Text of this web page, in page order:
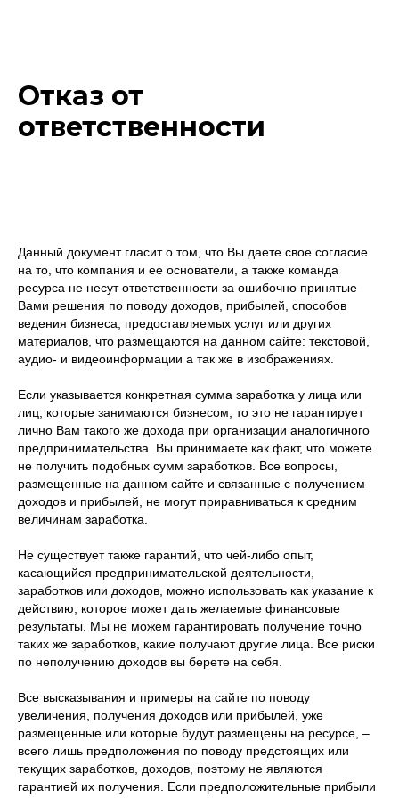
Отказ от
ответственности
Данный документ гласит о том, что Вы даете свое согласие
на то, что компания и ее основатели, а также команда
ресурса не несут ответственности за ошибочно принятые
Вами решения по поводу доходов, прибылей, способов
ведения бизнеса, предоставляемых услуг или других
материалов, что размещаются на данном сайте: текстовой,
аудио- и видеоинформации а так же в изображениях.
Если указывается конкретная сумма заработка у лица или
лиц, которые занимаются бизнесом, то это не гарантирует
лично Вам такого же дохода при организации аналогичного
предпринимательства. Вы принимаете как факт, что можете
не получить подобных сумм заработков. Все вопросы,
размещенные на данном сайте и связанные с получением
доходов и прибылей, не могут приравниваться к средним
величинам заработка.
Не существует также гарантий, что чей-либо опыт,
касающийся предпринимательской деятельности,
заработков или доходов, можно использовать как указание к
действию, которое может дать желаемые финансовые
результаты. Мы не можем гарантировать получение точно
таких же заработков, какие получают другие лица. Все риски
по неполучению доходов вы берете на себя.
Все высказывания и примеры на сайте по поводу
увеличения, получения доходов или прибылей, уже
размещенные или которые будут размещены на ресурсе, –
всего лишь предположения по поводу предстоящих или
текущих заработков, доходов, поэтому не являются
гарантией их получения. Если предположительные прибыли